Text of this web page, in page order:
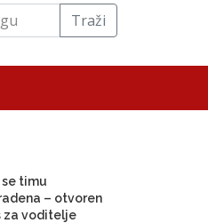
Traži
se timu
– otvoren
za voditelje